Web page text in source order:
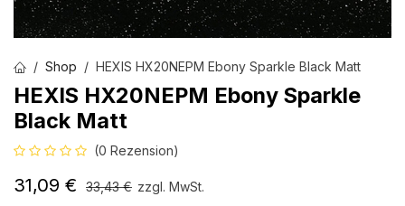
Shop HEXIS HX20NEPM Ebony Sparkle Black Matt
HEXIS HX20NEPM Ebony Sparkle
Black Matt
(0 Rezension)
31,09 € 33,43€ zzgl. MwSt.